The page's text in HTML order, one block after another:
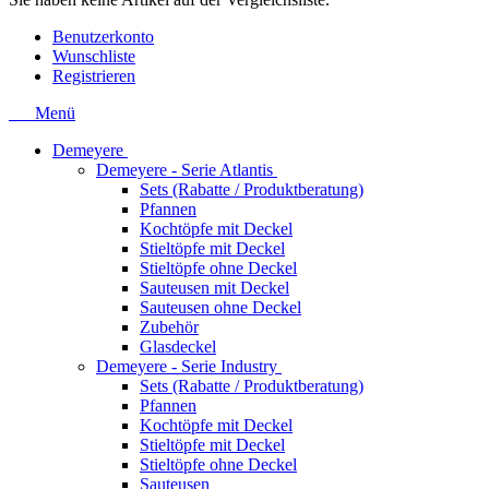
Benutzerkonto
Wunschliste
Registrieren
Menü
Demeyere
Demeyere - Serie Atlantis
Sets (Rabatte / Produktberatung)
Pfannen
Kochtöpfe mit Deckel
Stieltöpfe mit Deckel
Stieltöpfe ohne Deckel
Sauteusen mit Deckel
Sauteusen ohne Deckel
Zubehör
Glasdeckel
Demeyere - Serie Industry
Sets (Rabatte / Produktberatung)
Pfannen
Kochtöpfe mit Deckel
Stieltöpfe mit Deckel
Stieltöpfe ohne Deckel
Sauteusen